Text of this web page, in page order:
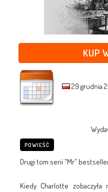
KUP
29 grudnia
POWIEŚĆ
Drugi tom serii "Mr"
Kiedy Charlotte